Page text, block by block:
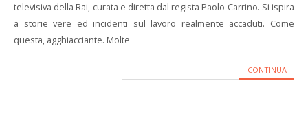
televisiva della Rai, curata e diretta dal regista Paolo Carrino. Si ispira
a storie vere ed incidenti sul lavoro realmente accaduti. Come
questa, agghiacciante. Molte
CONTINUA